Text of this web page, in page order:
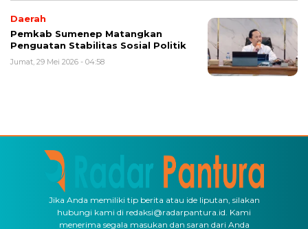
Daerah
Pemkab Sumenep Matangkan
Penguatan Stabilitas Sosial Politik
Jumat, 29 Mei 2026 - 04:58
Jika Anda memiliki tip berita atau ide liputan, silakan
hubungi kami di redaksi@radarpantura.id. Kami
menerima segala masukan dan saran dari Anda